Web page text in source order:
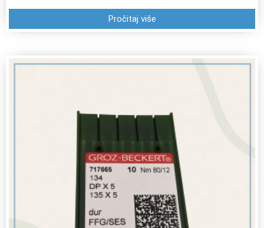
Pročitaj više